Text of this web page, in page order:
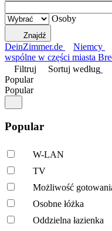
Osoby
Znajdź
DeinZimmer.de Niemcy
wspólne w części miasta
Filtruj
Sortuj według
Popular
Popular
Popular
W-LAN
TV
Możliwość
Osobne łóżka
Oddzielna łazienka